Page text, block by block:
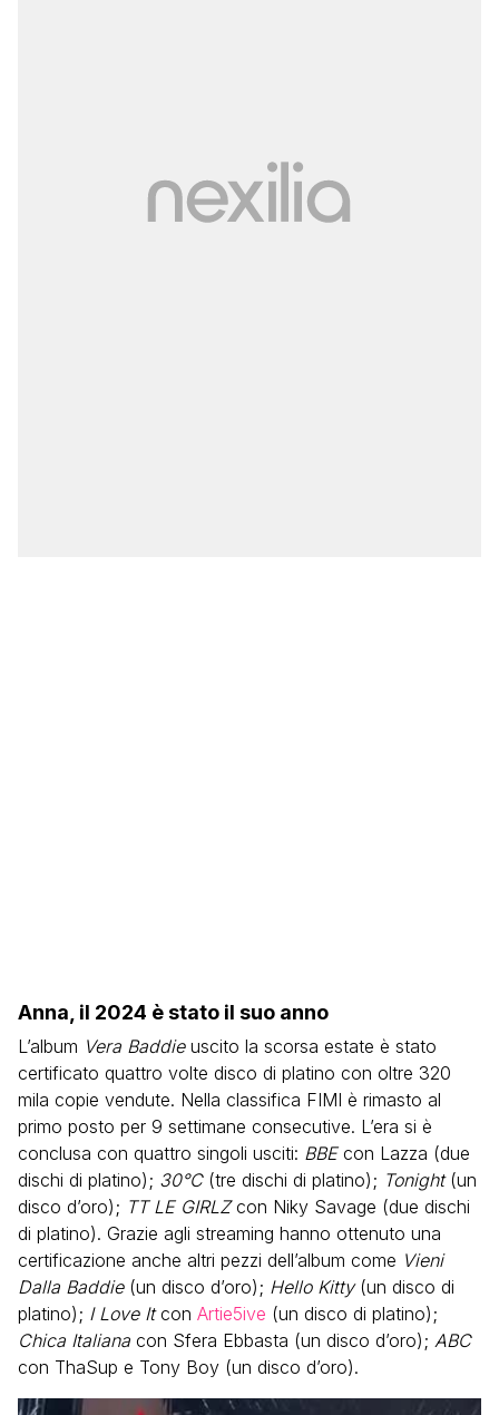
Anna, il 2024 è stato il suo anno
L’album Vera Baddieuscito la scorsa estate è stato
certificato quattro volte disco di platino con oltre 320
mila copie vendute. Nella classifica FIMI è rimasto al
primo posto per 9 settimane consecutive. L’era si è
conclusa con quattro singoli usciti: BBEcon Lazza (due
dischi di platino); 30°C(tre dischi di platino); Tonight(un
disco d’oro); TT LE GIRLZcon Niky Savage (due dischi
di platino). Grazie agli streaming hanno ottenuto una
certificazione anche altri pezzi dell’album come Vieni
Dalla Baddie(un disco d’oro); Hello Kitty(un disco di
platino); I Love Itcon Artie5ive (un disco di platino);
Chica Italiana con Sfera Ebbasta (un disco d’oro); ABC
con ThaSup e Tony Boy (un disco d’oro).